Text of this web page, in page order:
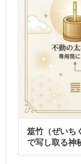
筮竹（ぜいち
で写し取る神